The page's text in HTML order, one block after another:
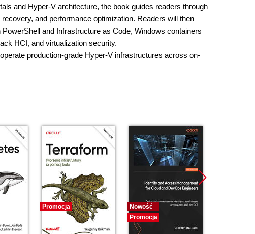
and Hyper-V architecture, the book guides readers through
and performance optimization. Readers will then
and Infrastructure as Code, Windows containers
HCI, and virtualization security.
production-grade Hyper-V infrastructures across on-
Promocja
Nowość
Promocja